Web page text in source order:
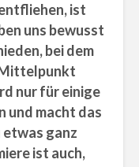
ist
uns bewusst
bei dem
Mittelpunkt
nur für einige
und macht das
etwas ganz
ist auch,